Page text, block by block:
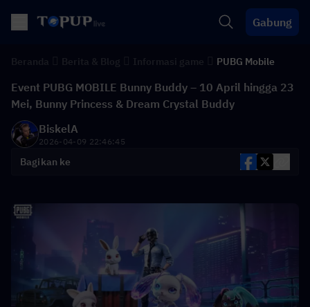
Gabung
PUBG Mobile
Event PUBG MOBILE Bunny Buddy – 10 April hingga 23
Mei, Bunny Princess & Dream Crystal Buddy
BiskelA
2026-04-09 22:46:45
Bagikan ke